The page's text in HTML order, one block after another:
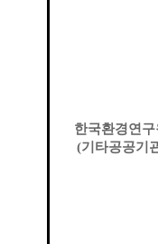
한국환경연구
(기타공공기